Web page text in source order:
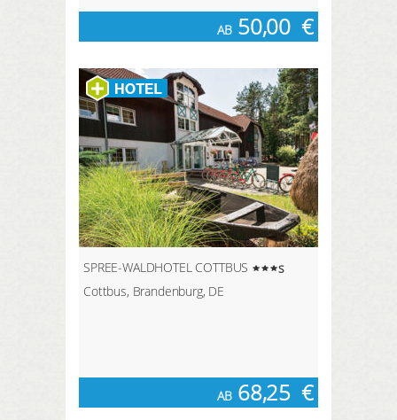
AB 50,00 €
SPREE-WALDHOTEL COTTBUS
s
Cottbus, Brandenburg, DE
AB 68,25 €